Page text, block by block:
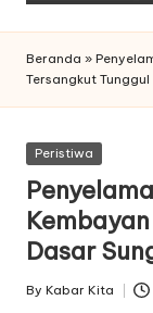
K
a
b
a
r
K
it
a
Beranda »
Tersangkut
Posted
Peristiwa
Dasar
Posted
By Kabar Kita